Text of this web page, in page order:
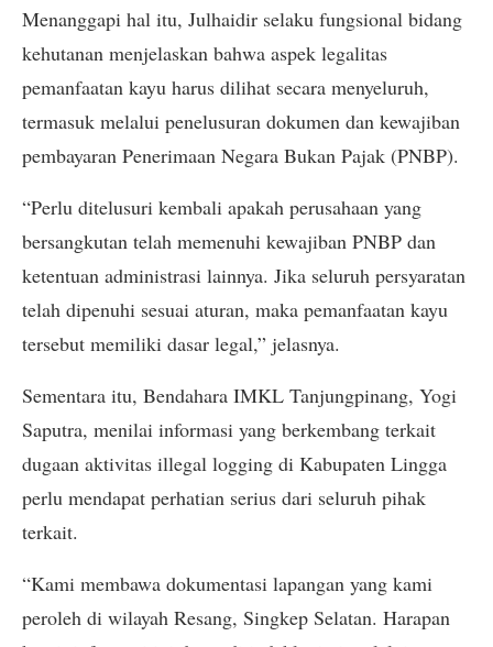
Menanggapi hal itu, Julhaidir selaku fungsional bidang
kehutanan menjelaskan bahwa aspek legalitas
pemanfaatan kayu harus dilihat secara menyeluruh,
termasuk melalui penelusuran dokumen dan kewajiban
pembayaran Penerimaan Negara Bukan Pajak (PNBP).
“Perlu ditelusuri kembali apakah perusahaan yang
bersangkutan telah memenuhi kewajiban PNBP dan
ketentuan administrasi lainnya. Jika seluruh persyaratan
telah dipenuhi sesuai aturan, maka pemanfaatan kayu
tersebut memiliki dasar legal,” jelasnya.
Sementara itu, Bendahara IMKL Tanjungpinang, Yogi
Saputra, menilai informasi yang berkembang terkait
dugaan aktivitas illegal logging di Kabupaten Lingga
perlu mendapat perhatian serius dari seluruh pihak
terkait.
“Kami membawa dokumentasi lapangan yang kami
peroleh di wilayah Resang, Singkep Selatan. Harapan